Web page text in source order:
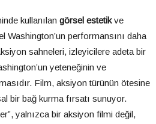
kullanılan görsel estetikve
performansını daha
sahneleri, izleyicilere adeta bir
yeteneğinin ve
Film, aksiyon türünün ötesine
bir bağ kurma fırsatı sunuyor.
yalnızca bir aksiyon filmi değil,